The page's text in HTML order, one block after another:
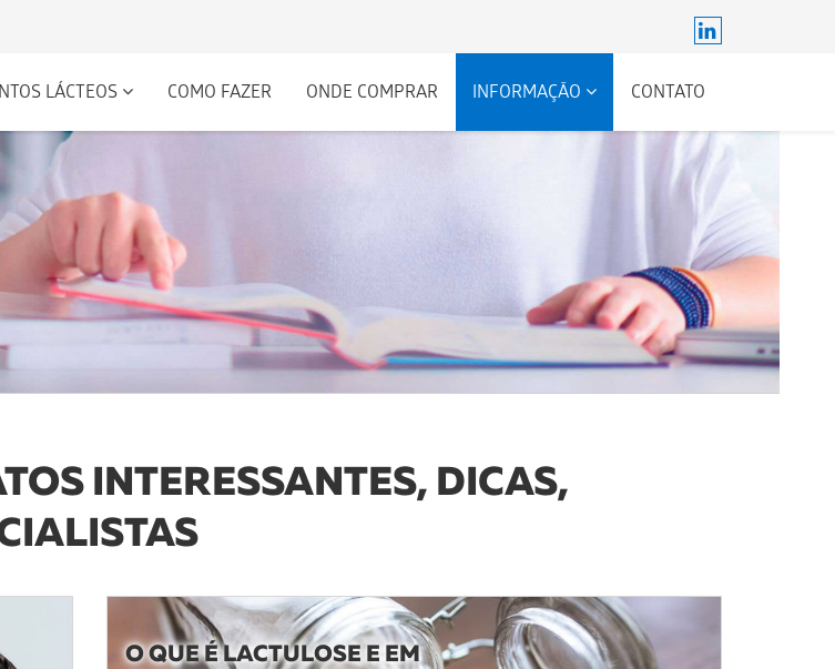
LÁCTEOS COMO FAZER ONDE COMPRAR INFORMAÇÃO CONTATO
INTERESSANTES, DICAS,
O QUE É LACTULOSE E EM